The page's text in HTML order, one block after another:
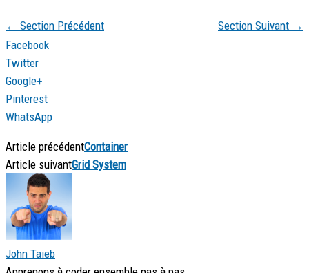
← Section Précédent Section Suivant →
Facebook
Twitter
Google+
Pinterest
WhatsApp
Article précédentContainer
Article suivantGrid System
John Taieb